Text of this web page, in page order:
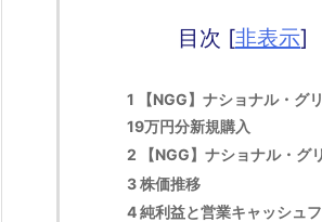
目次 [非表示]
1 【NGG】ナショナル・グ
19万円分新規購入
2 【NGG】ナショナル・グ
3株価推移
4純利益と営業キャッシュ